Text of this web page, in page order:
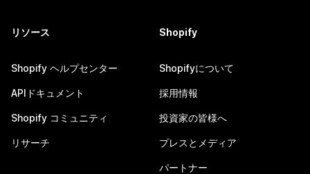
リソース
Shopify ヘルプセンター
APIドキュメント
Shopify コミュニティ
リサーチ
Shopify
Shopifyについて
採用情報
投資家の皆様へ
プレスとメディア
パートナー